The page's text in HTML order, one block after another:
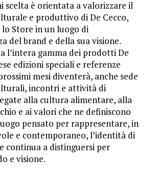
scelta è orientata a valorizzare il
e produttivo di De Cecco,
Store in un luogo di
del brand e della sua visione.
l’intera gamma dei prodotti De
edizioni speciali e referenze
mesi diventerà, anche sede
incontri e attività di
alla cultura alimentare, alla
e ai valori che ne definiscono
pensato per rappresentare, in
e contemporaneo, l’identità di
continua a distinguersi per
e visione.